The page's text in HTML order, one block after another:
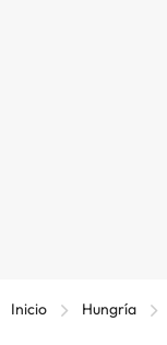
Inicio Hungría